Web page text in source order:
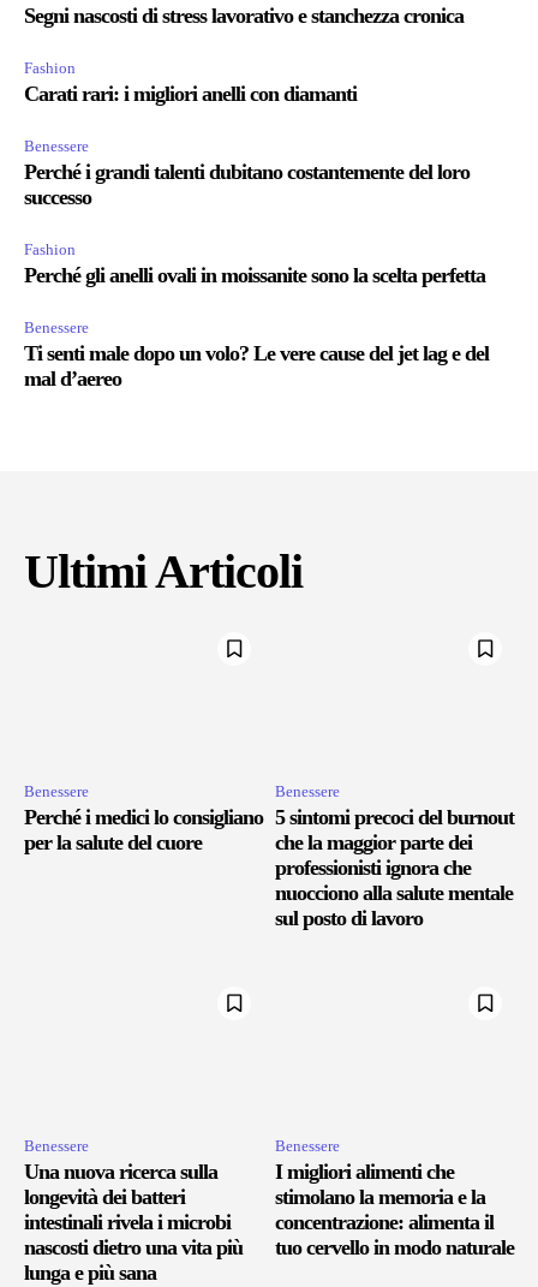
Segni nascosti di stress lavorativo e stanchezza cronica
Fashion
Carati rari: i migliori anelli con diamanti
Benessere
Perché i grandi talenti dubitano costantemente del loro
successo
Fashion
Perché gli anelli ovali in moissanite sono la scelta perfetta
Benessere
Ti senti male dopo un volo? Le vere cause del jet lag e del
mal d’aereo
Ultimi Articoli
Benessere
Perché i medici lo consigliano
per la salute del cuore
Benessere
5 sintomi precoci del burnout
che la maggior parte dei
professionisti ignora che
nuocciono alla salute mentale
sul posto di lavoro
Benessere
Una nuova ricerca sulla
longevità dei batteri
intestinali rivela i microbi
nascosti dietro una vita più
lunga e più sana
Benessere
I migliori alimenti che
stimolano la memoria e la
concentrazione: alimenta il
tuo cervello in modo naturale